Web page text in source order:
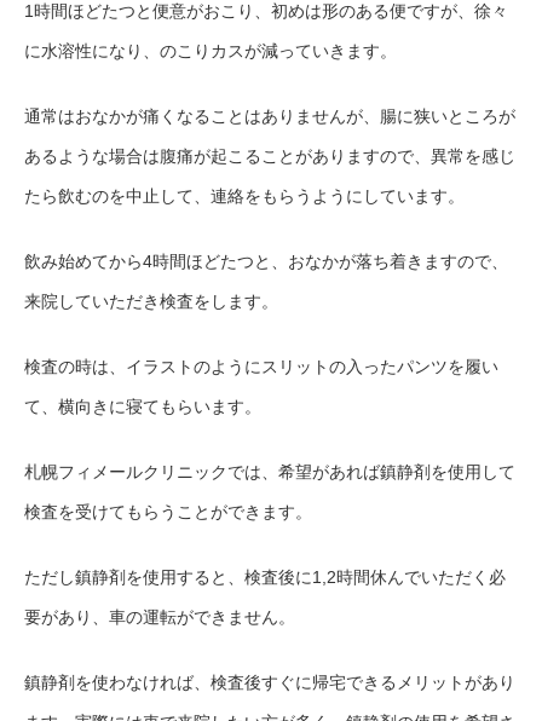
1時間ほどたつと便意がおこり、初めは形のある便ですが、徐々
に水溶性になり、のこりカスが減っていきます。
通常はおなかが痛くなることはありませんが、腸に狭いところが
あるような場合は腹痛が起こることがありますので、異常を感じ
たら飲むのを中止して、連絡をもらうようにしています。
飲み始めてから4時間ほどたつと、おなかが落ち着きますので、
来院していただき検査をします。
検査の時は、イラストのようにスリットの入ったパンツを履い
て、横向きに寝てもらいます。
札幌フィメールクリニックでは、希望があれば鎮静剤を使用して
検査を受けてもらうことができます。
ただし鎮静剤を使用すると、検査後に1,2時間休んでいただく必
要があり、車の運転ができません。
鎮静剤を使わなければ、検査後すぐに帰宅できるメリットがあり